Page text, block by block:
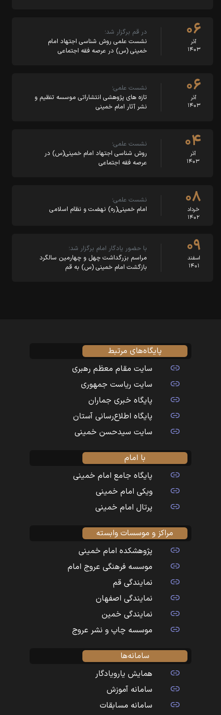
۰۶
آذر
۱۴۰۳
در قم برگزار شد؛
نشست علمی روش شناسی اجتهاد امام
خمینی (س) در عرصه فقه اجتماعی
۰۶
آذر
۱۴۰۳
نشست علمی؛
تازه های پژوهشی انتشاراتی موسسه تنظیم و
نشر آثار امام خمینی
۰۴
آذر
۱۴۰۳
نشست علمی؛
روش شناسی اجتهاد امام خمینی(س) در
عرصه فقه اجتماعی
۰۸
خرداد
۱۴۰۲
نشست علمی؛
امام خمینی(ره) نهضت و نظام اسلامی
۰۹
اسفند
۱۴۰۱
با حضور یادگار امام برگزار شد؛
مراسم بزرگداشت چهل و چهارمین سالگرد
بازگشت امام خمینی (س) به قم
پایگاه‌های مرتبط
سایت مقام معظم رهبری
سایت ریاست جمهوری
پایگاه خبری جماران
پایگاه اطلاع‌رسانی آستان
سایت سیدحسن خمینی
با امام
پایگاه جامع امام خمینی
ویکی امام خمینی
پرتال امام خمینی
مراکز و موسسات وابسته
پژوهشکده امام خمینی
موسسه فرهنگی عروج امام
نمایندگی قم
نمایندگی اصفهان
نمایندگی خمین
موسسه چاپ و نشر عروج
سامانه‌ها
همایش یارویادگار
سامانه آموزش
سامانه مسابقات